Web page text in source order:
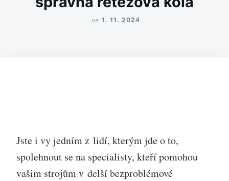
on 1. 11. 2024
Jste i vy jedním z lidí, kterým jde o to,
spolehnout se na specialisty, kteří pomohou
vašim strojům v delší bezproblémové